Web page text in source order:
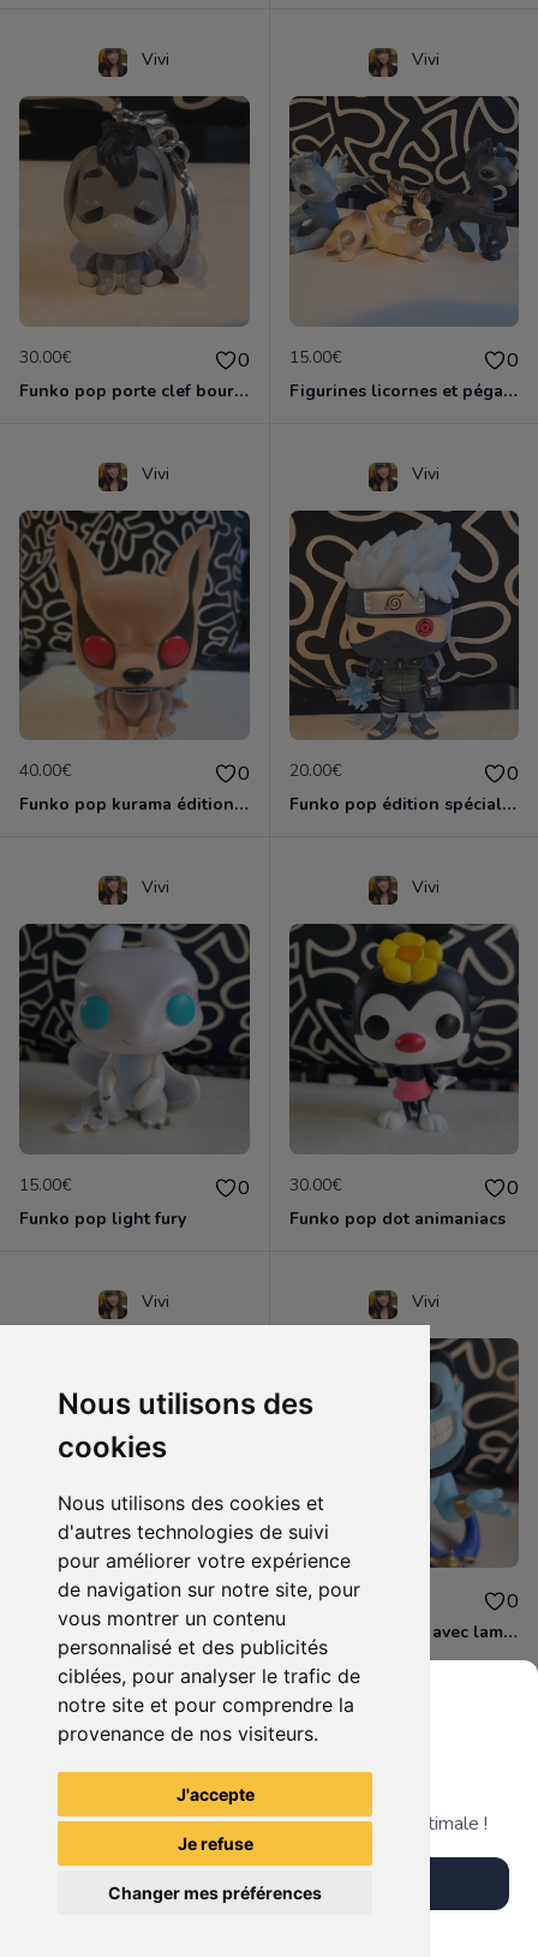
Nous utilisons des
cookies
Nous utilisons des cookies et
d'autres technologies de suivi
pour améliorer votre expérience
de navigation sur notre site, pour
vous montrer un contenu
personnalisé et des publicités
ciblées, pour analyser le trafic de
notre site et pour comprendre la
provenance de nos visiteurs.
J'accepte
Je refuse
Changer mes préférences
Vivi
30.00€ 0
Funko pop porte clef bourriquet
Vivi
15.00€ 0
Figurines licornes et pégase
Vivi
40.00€ 0
Funko pop kurama édition spéciale
Vivi
20.00€ 0
Funko pop édition spéciale kakashi
Vivi
15.00€ 0
Funko pop light fury
Vivi
30.00€ 0
Funko pop dot animaniacs
Vivi
10.00€ 0
Funko pop éléphant aladdin
Vivi
10.00€ 0
Funko pop génie avec lampe aladdin
Voir tous les articles du vendeur
Grenier du Geek
Télécharge notre app pour une expérience optimale !
Télécharger l'app